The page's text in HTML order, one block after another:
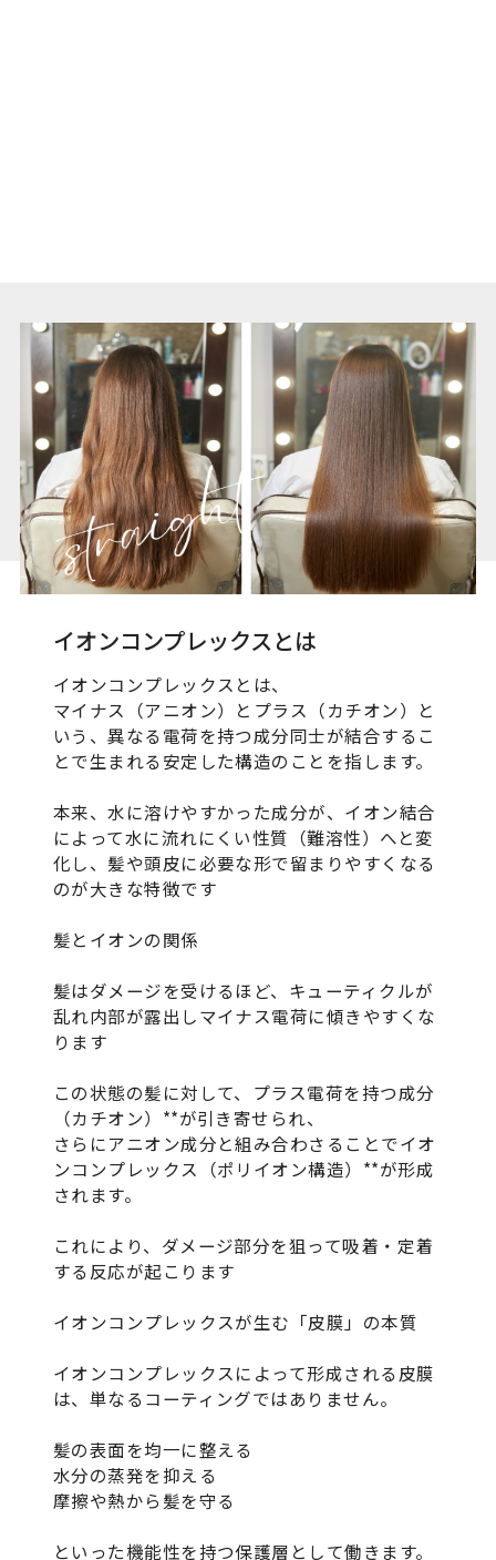
イオンコンプレックスとは
イオンコンプレックスとは、
マイナス（アニオン）とプラス（カチオン）と
いう、異なる電荷を持つ成分同士が結合するこ
とで生まれる安定した構造のことを指します。
本来、水に溶けやすかった成分が、イオン結合
によって水に流れにくい性質（難溶性）へと変
化し、髪や頭皮に必要な形で留まりやすくなる
のが大きな特徴です
髪とイオンの関係
髪はダメージを受けるほど、キューティクルが
乱れ内部が露出しマイナス電荷に傾きやすくな
ります
この状態の髪に対して、プラス電荷を持つ成分
（カチオン）**が引き寄せられ、
さらにアニオン成分と組み合わさることでイオ
ンコンプレックス（ポリイオン構造）**が形成
されます。
これにより、ダメージ部分を狙って吸着・定着
する反応が起こります
イオンコンプレックスが生む「皮膜」の本質
イオンコンプレックスによって形成される皮膜
は、単なるコーティングではありません。
髪の表面を均一に整える
水分の蒸発を抑える
摩擦や熱から髪を守る
といった機能性を持つ保護層として働きます。